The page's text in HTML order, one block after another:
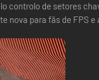
controlo de setores
nova para fãs de FPS